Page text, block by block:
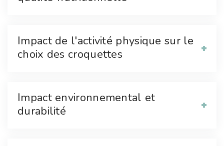
Impact de l'activité physique sur le
choix des croquettes
Impact environnemental et
durabilité